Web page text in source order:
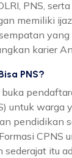
PNS,
memiliki
yang
karier
PNS?
untuk warga
pendidikan
CPNS
sederajat itu